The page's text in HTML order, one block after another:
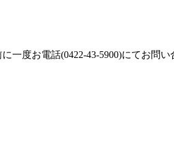
一度お電話(0422-43-5900)にてお問い